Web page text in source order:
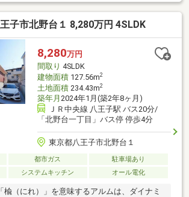
子市北野台１ 8,280万円 4SLDK
8,280万円
間取り 4SLDK
建物面積127.56m2
土地面積234.43m2
築年月 2024年1月(築2年8ヶ月)
ＪＲ中央線 八王子駅 バス20分/
「北野台一丁目」バス停 停歩4分
東京都八王子市北野台１
都市ガス
駐車場あり
システムキッチン オール電化
楡（にれ）」を意味するアルムは、ダイナミ